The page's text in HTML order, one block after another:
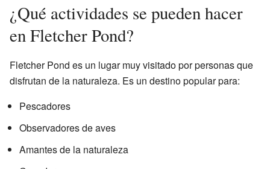
¿Qué actividades se pueden hacer
en Fletcher Pond?
Fletcher Pond es un lugar muy visitado por personas que
disfrutan de la naturaleza. Es un destino popular para:
Pescadores
Observadores de aves
Amantes de la naturaleza